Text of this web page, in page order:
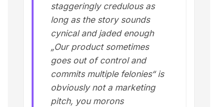
staggeringly credulous as
long as the story sounds
cynical and jaded enough
„Our product sometimes
goes out of control and
commits multiple felonies“ is
obviously not a marketing
pitch, you morons